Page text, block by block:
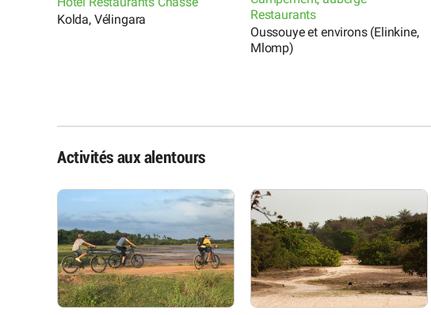
Kolda, Vélingara
Restaurants
Oussouye et environs (Elinkine,
Mlomp)
Activités aux alentours